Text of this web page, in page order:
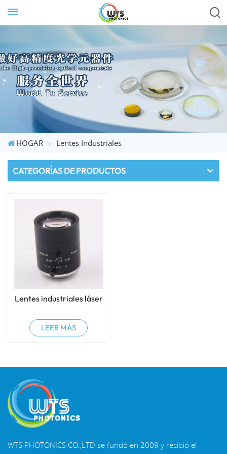
HOGAR Lentes Industriales
CATEGORÍAS DE PRODUCTOS
Lentes industriales láser
LEER MÁS
WTS PHOTONICS CO.,LTD se fundó en 2009 y recibió el